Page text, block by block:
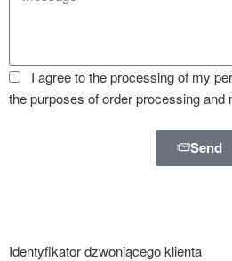
I agree to the processing of my
the purposes of order processing and
Send
Identyfikator dzwoniącego klienta